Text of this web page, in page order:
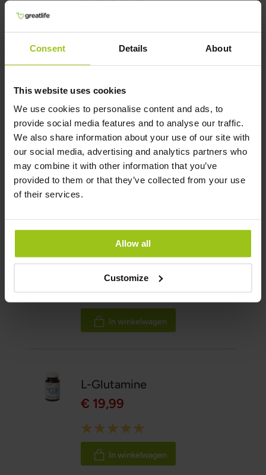
Consent Details About
This website uses cookies
We use cookies to personalise content and ads, to
provide social media features and to analyse our traffic.
We also share information about your use of our site with
our social media, advertising and analytics partners who
may combine it with other information that you’ve
provided to them or that they’ve collected from your use
of their services.
Allow all
Customize
Saccharomyces Boulardii
Plus+
€ 21,99
Rating:
100%
In winkelwagen
Bacillus Coagulans
LactoSpore®
Rating:
100%
In winkelwagen
L-Glutamine
€ 19,99
Rating:
100%
In winkelwagen